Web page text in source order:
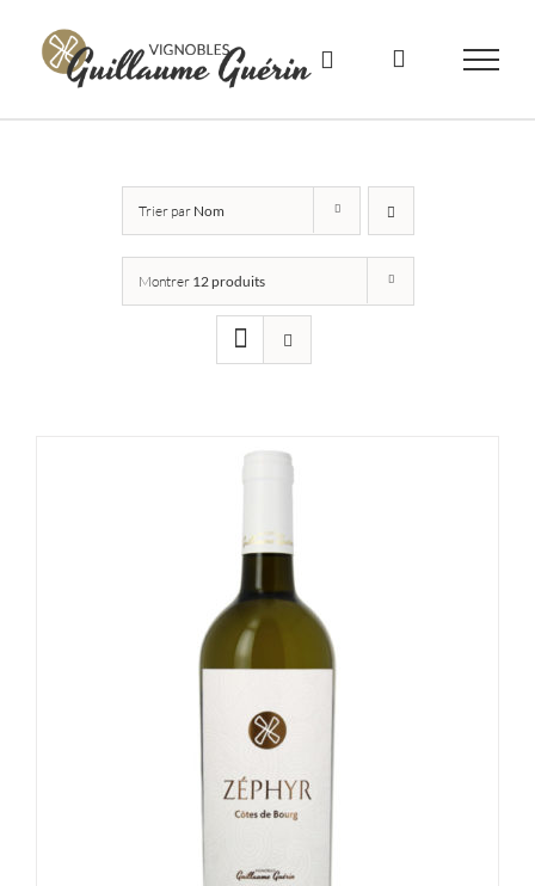
content
Trier par Nom
Montrer 12 produits